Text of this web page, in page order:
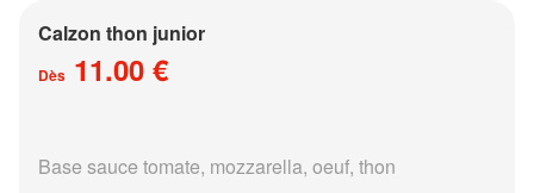
Calzon thon junior
Dès 11.00 €
Base sauce tomate, mozzarella, oeuf, thon